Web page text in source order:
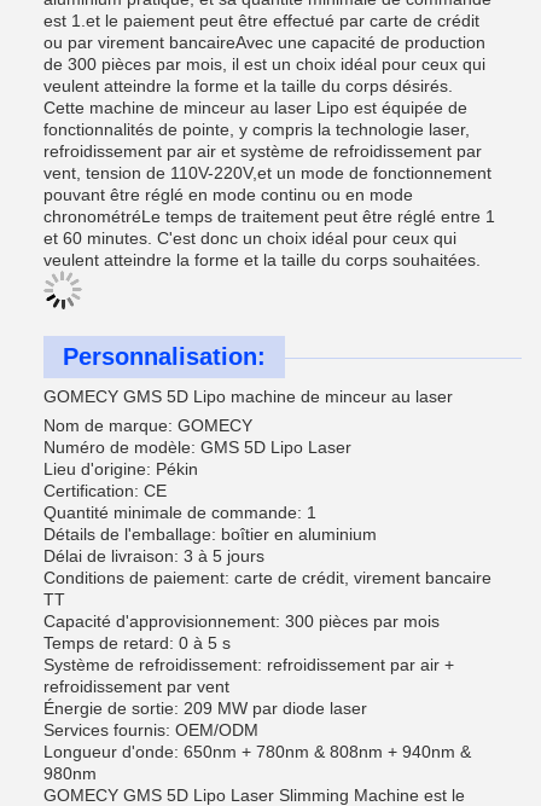
est 1.et le paiement peut être effectué par carte de crédit
ou par virement bancaireAvec une capacité de production
de 300 pièces par mois, il est un choix idéal pour ceux qui
veulent atteindre la forme et la taille du corps désirés.
Cette machine de minceur au laser Lipo est équipée de
fonctionnalités de pointe, y compris la technologie laser,
refroidissement par air et système de refroidissement par
vent, tension de 110V-220V,et un mode de fonctionnement
pouvant être réglé en mode continu ou en mode
chronométréLe temps de traitement peut être réglé entre 1
et 60 minutes. C'est donc un choix idéal pour ceux qui
veulent atteindre la forme et la taille du corps souhaitées.
Personnalisation:
GOMECY GMS 5D Lipo machine de minceur au laser
Nom de marque: GOMECY
Numéro de modèle: GMS 5D Lipo Laser
Lieu d'origine: Pékin
Certification: CE
Quantité minimale de commande: 1
Détails de l'emballage: boîtier en aluminium
Délai de livraison: 3 à 5 jours
Conditions de paiement: carte de crédit, virement bancaire
TT
Capacité d'approvisionnement: 300 pièces par mois
Temps de retard: 0 à 5 s
Système de refroidissement: refroidissement par air +
refroidissement par vent
Énergie de sortie: 209 MW par diode laser
Services fournis: OEM/ODM
Longueur d'onde: 650nm + 780nm & 808nm + 940nm &
980nm
GOMECY GMS 5D Lipo Laser Slimming Machine est le